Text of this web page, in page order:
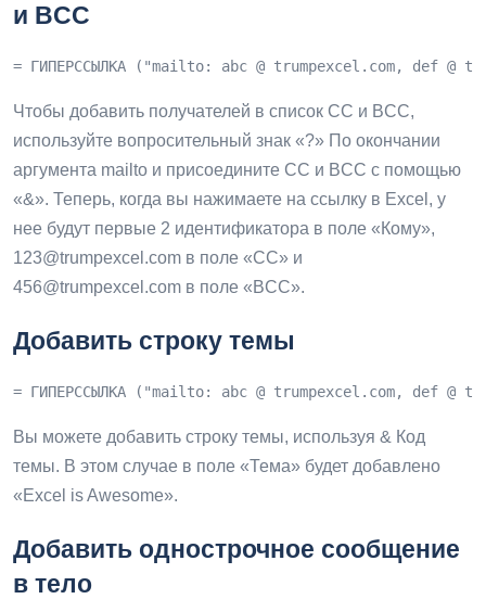
и BCC
= ГИПЕРССЫЛКА ("mailto: abc @ trumpexcel.com, def @
Чтобы добавить получателей в список CC и BCC,
используйте вопросительный знак «?» По окончании
аргумента mailto и присоедините CC и BCC с помощью
«&». Теперь, когда вы нажимаете на ссылку в Excel, у
нее будут первые 2 идентификатора в поле «Кому»,
123@trumpexcel.com в поле «CC» и
456@trumpexcel.com в поле «BCC».
Добавить строку темы
= ГИПЕРССЫЛКА ("mailto: abc @ trumpexcel.com, def @
Вы можете добавить строку темы, используя & Код
темы. В этом случае в поле «Тема» будет добавлено
«Excel is Awesome».
Добавить однострочное сообщение
в тело